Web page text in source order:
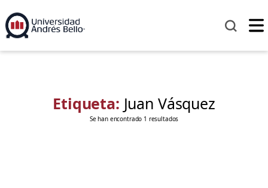
Etiqueta: Juan Vásquez
Se han encontrado 1 resultados